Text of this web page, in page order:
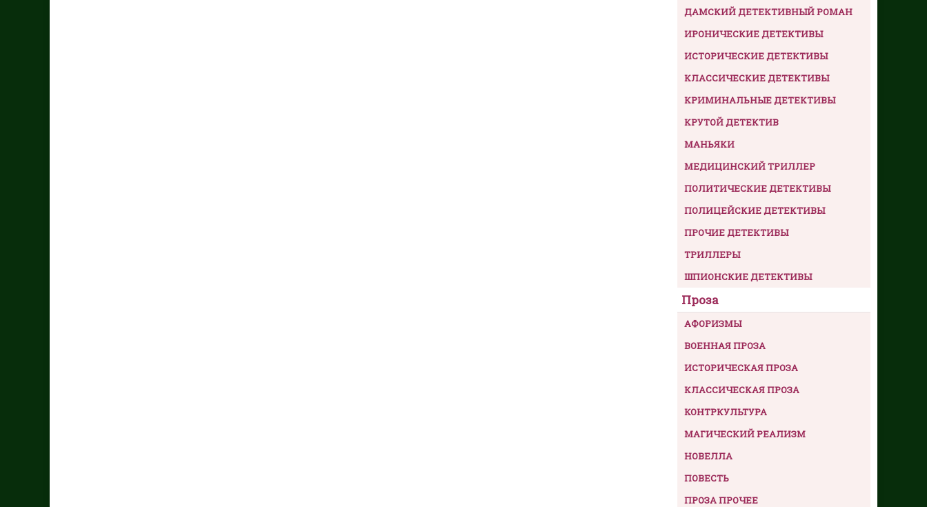
ДАМСКИЙ ДЕТЕКТИВНЫЙ РОМАН
ИРОНИЧЕСКИЕ ДЕТЕКТИВЫ
ИСТОРИЧЕСКИЕ ДЕТЕКТИВЫ
КЛАССИЧЕСКИЕ ДЕТЕКТИВЫ
КРИМИНАЛЬНЫЕ ДЕТЕКТИВЫ
КРУТОЙ ДЕТЕКТИВ
МАНЬЯКИ
МЕДИЦИНСКИЙ ТРИЛЛЕР
ПОЛИТИЧЕСКИЕ ДЕТЕКТИВЫ
ПОЛИЦЕЙСКИЕ ДЕТЕКТИВЫ
ПРОЧИЕ ДЕТЕКТИВЫ
ТРИЛЛЕРЫ
ШПИОНСКИЕ ДЕТЕКТИВЫ
Проза
АФОРИЗМЫ
ВОЕННАЯ ПРОЗА
ИСТОРИЧЕСКАЯ ПРОЗА
КЛАССИЧЕСКАЯ ПРОЗА
КОНТРКУЛЬТУРА
МАГИЧЕСКИЙ РЕАЛИЗМ
НОВЕЛЛА
ПОВЕСТЬ
ПРОЗА ПРОЧЕЕ